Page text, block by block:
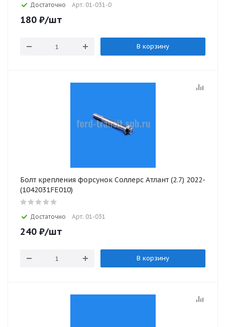
Достаточно Арт: 01-031-0
180 ₽/шт
В корзину
Болт крепления форсунок Соллерс Атлант (2.7) 2022-
(1042031FE010)
Достаточно Арт: 01-031
240 ₽/шт
В корзину